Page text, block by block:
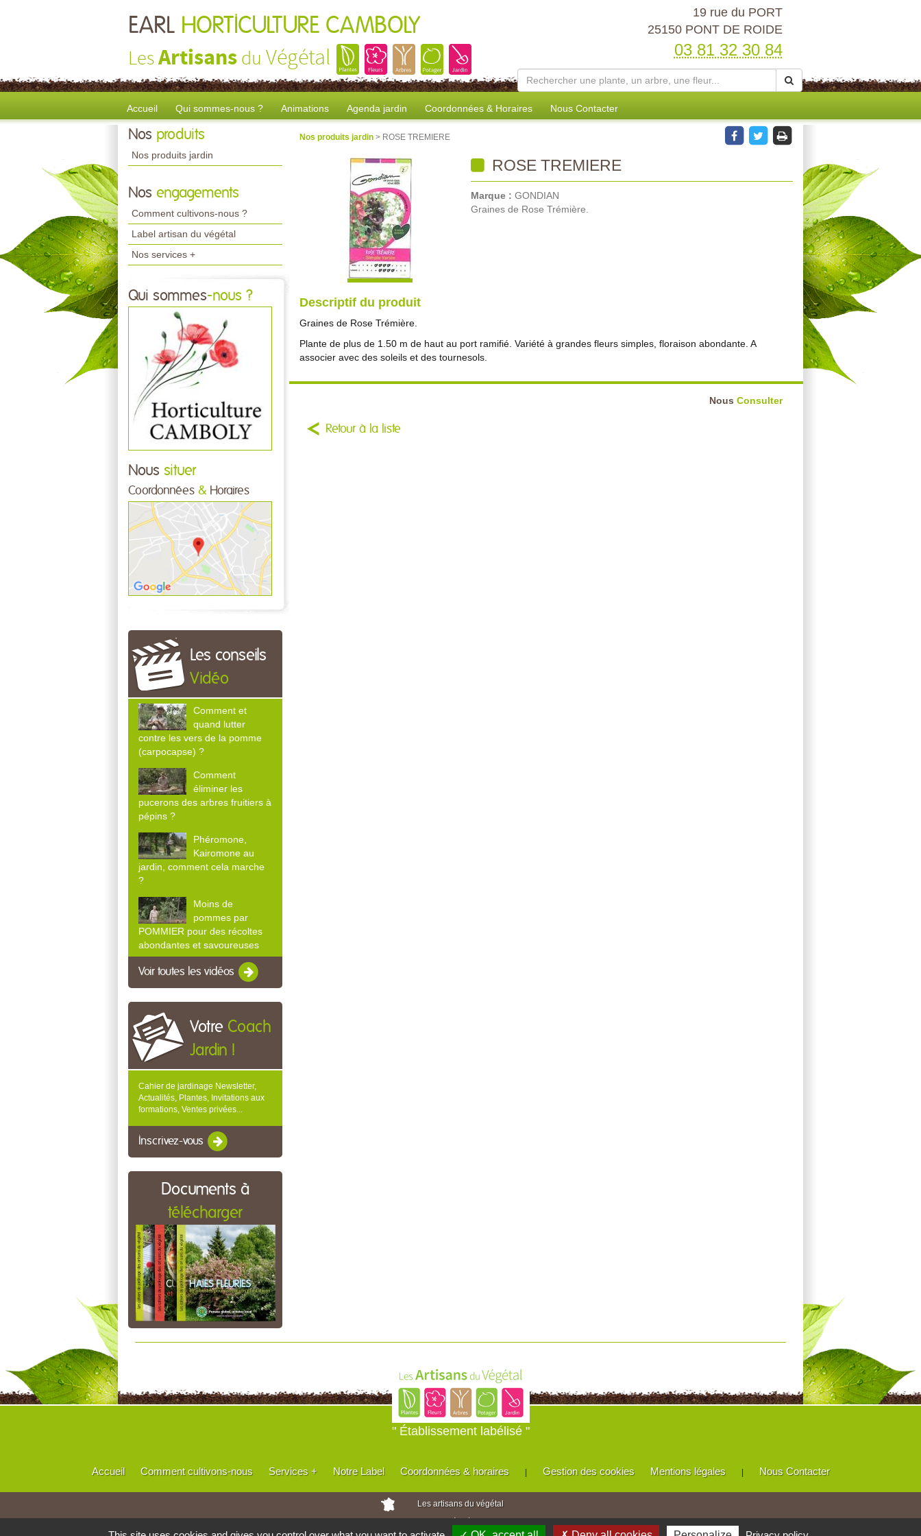
EARL HORTICULTURE CAMBOLY
LesArtisans du Végétal
19 rue du PORT
25150 PONT DE ROIDE
03 81 32 30 84
Accueil Qui sommes-nous ? Animations Agenda jardin Coordonnées & Horaires Nous Contacter
Nos produits
Nos produits jardin
Nos engagements
Comment cultivons-nous ?
Label artisan du végétal
Nos services +
Qui sommes-nous ?
Nous situer
Coordonnées & Horaires
Les conseils
Vidéo
Comment et
quand lutter
contre les vers de la pomme
(carpocapse) ?
Comment
éliminer les
pucerons des arbres fruitiers à
pépins ?
Phéromone,
Kairomone au
jardin, comment cela marche
?
Moins de
pommes par
POMMIER pour des récoltes
abondantes et savoureuses
Voir toutes les vidéos
Votre Coach
Jardin !
Cahier de jardinage Newsletter,
Actualités, Plantes, Invitations aux
formations, Ventes privées...
Inscrivez-vous
Documents à
télécharger
Nos produits jardin > ROSE TREMIERE
ROSE TREMIERE
Marque : GONDIAN
Graines de Rose Trémière.
Descriptif du produit
Graines de Rose Trémière.
Plante de plus de 1.50 m de haut au port ramifié. Variété à grandes fleurs simples, floraison abondante. A
associer avec des soleils et des tournesols.
Nous Consulter
Retour à la liste
" Établissement labélisé "
Accueil Comment cultivons-nous Services + Notre Label Coordonnées & horaires | Gestion des cookies Mentions légales | Nous Contacter
Les artisans du végétal
Horticulteurs et pépinièristes de France